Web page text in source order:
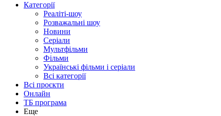
Категорії
Реаліті-шоу
Розважальні шоу
Новини
Серіали
Мультфільми
Фільми
Українські фільми і серіали
Всі категорії
Всі проєкти
Онлайн
ТБ програма
Еще